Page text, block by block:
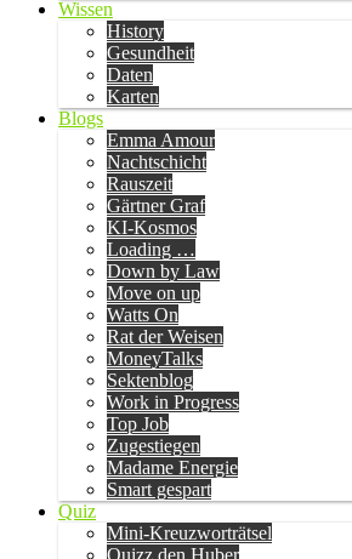
Wissen
History
Gesundheit
Daten
Karten
Blogs
Emma Amour
Nachtschicht
Rauszeit
Gärtner Graf
KI-Kosmos
Loading …
Down by Law
Move on up
Watts On
Rat der Weisen
MoneyTalks
Sektenblog
Work in Progress
Top Job
Zugestiegen
Madame Energie
Smart gespart
Quiz
Mini-Kreuzworträtsel
Quizz den Huber